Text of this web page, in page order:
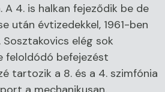
4. is halkan fejeződik be de
után évtizedekkel, 1961-ben
elég sok
feloldódó befejezést
tartozik a 8. és a 4. szimfónia